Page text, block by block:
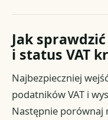
Jak
i status VAT
Najbezpieczniej
podatników VAT i
Następnie porównaj